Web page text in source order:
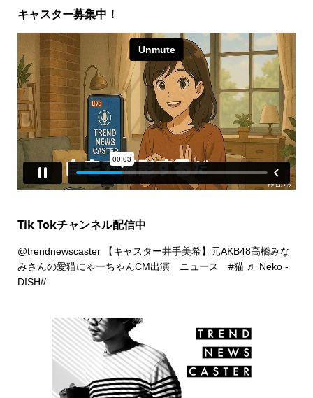
キャスター募集中！
Tik Tokチャンネル配信中
@trendnewscaster【キャスター井手美希】元AKB48高橋みな
みさんの愛猫にゃーちゃんCM出演 ニュース #猫 ♬ Neko -
DISH//